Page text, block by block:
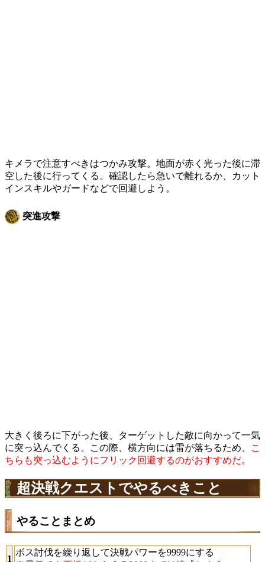
キメラで注意すべきはつかみ攻撃。地面が赤く光った後に滞
空した後に行ってくる。確認したら急いで離れるか、カット
インスキルやガードなどで回避しよう。
突進攻撃
大きく後ろに下がった後、ターゲットした敵に向かって一気
に突っ込んでくる。この際、横方向には雷が落ちるため、
こ
ちらも突っ込むようにフリック回避するのがおすすめだ。
超決戦クエストでやるべきこと
やることまとめ
1
ボス討伐を繰り返して決戦パワーを9999にする